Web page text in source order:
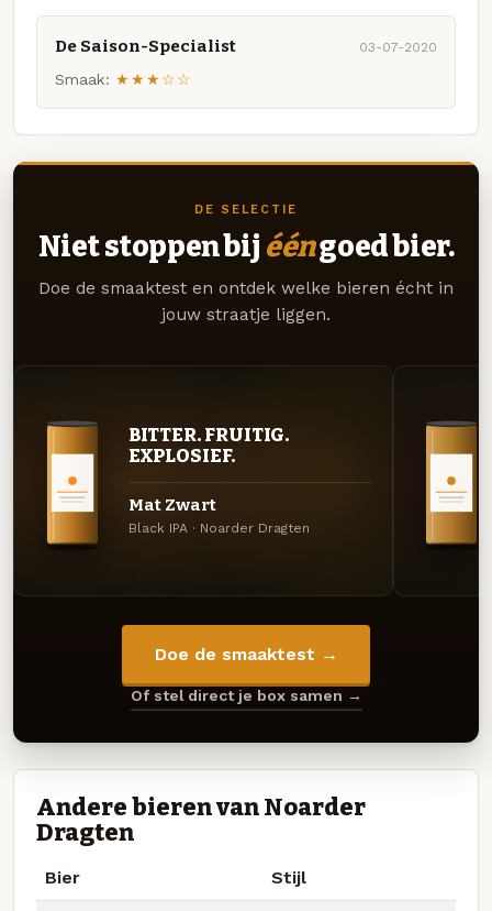
De Saison-Specialist 03-07-2020
Smaak: ★★★☆☆
DE SELECTIE
Niet stoppen bij ééngoed bier.
Doe de smaaktest en ontdek welke bieren écht in
jouw straatje liggen.
BITTER. FRUITIG.
EXPLOSIEF.
Mat Zwart
Black IPA · Noarder Dragten
Doe de smaaktest →
Of stel direct je box samen →
Andere bieren van Noarder
Dragten
Bier Stijl